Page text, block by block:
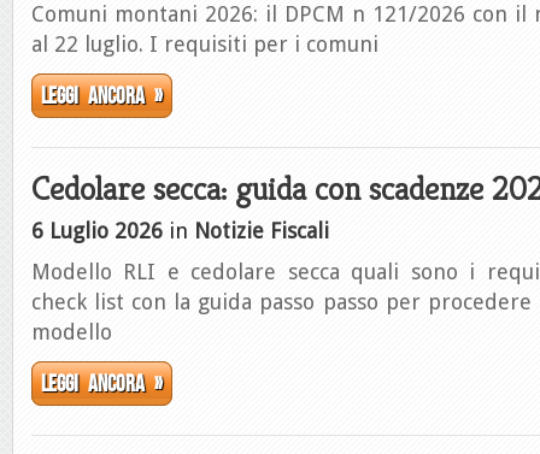
Comuni montani 2026: il DPCM n 121/2026 con il
al 22 luglio. I requisiti per i comuni
Leggi ancora »
Cedolare secca: guida con scadenze
6 Luglio 2026 in Notizie Fiscali
Modello RLI e cedolare secca quali sono i
check list con la guida passo passo per
modello
Leggi ancora »